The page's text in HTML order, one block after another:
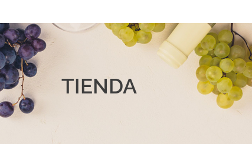
TIENDA